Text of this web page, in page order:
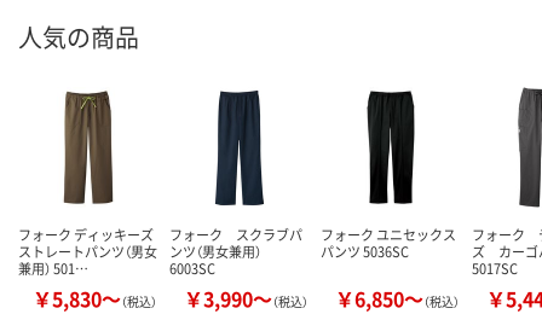
人気の商品
フォーク ディッキーズ
ストレートパンツ（男女
兼用） 501…
￥5,830～（税込）
フォーク スクラブパ
ンツ（男女兼用）
6003SC
￥3,990～（税込）
フォーク ユニセックス
パンツ 5036SC
￥6,850～（税込）
フォーク
ズ カー
5017SC
￥